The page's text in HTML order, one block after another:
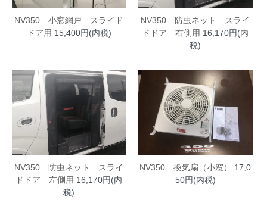
NV350 小窓網戸 スライド
ドア用 15,400円(内税)
NV350 防虫ネット スライ
ドドア 右側用 16,170円(内
税)
NV350 防虫ネット スライ
ドドア 左側用 16,170円(内
税)
NV350 換気扇（小窓）
17,0
50円(内税)